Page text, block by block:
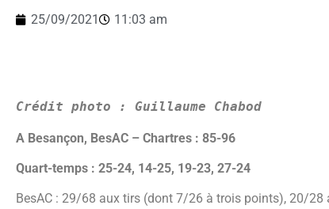
25/09/2021 11:03 am
Crédit photo : Guillaume Chabod
A Besançon, BesAC – Chartres : 85-96
Quart-temps : 25-24, 14-25, 19-23, 27-24
BesAC : 29/68 aux tirs (dont 7/26 à trois points), 20/